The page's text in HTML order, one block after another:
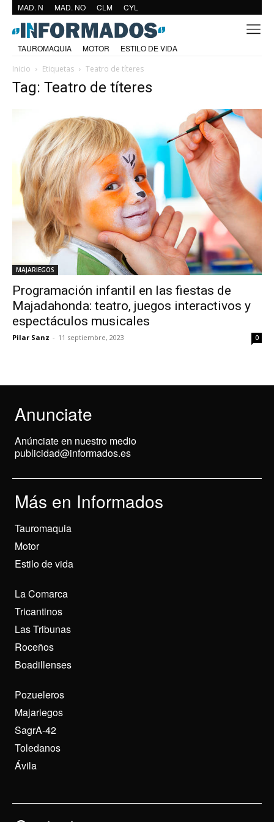
MAD. N MAD. NO CLM CYL
TAUROMAQUIA MOTOR
ESTILO DE VIDA
Inicio
Etiquetas Teatro de títeres
Tag: Teatro de títeres
MAJARIEGOS
Programación infantil en las fiestas de
Majadahonda: teatro, juegos interactivos y
espectáculos musicales
Pilar Sanz - 11 septiembre, 2023 0
Anunciate
Anúnciate en nuestro medio
publicidad@informados.es
Más en Informados
Tauromaquia
Motor
Estilo de vida
La Comarca
Tricantinos
Las Tribunas
Roceños
Boadillenses
Pozueleros
Majariegos
SagrA-42
Toledanos
Ávila